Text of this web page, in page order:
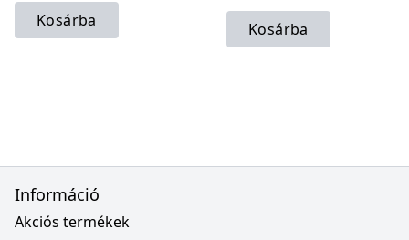
Kosárba
Kosárba
Információ
Akciós termékek